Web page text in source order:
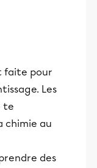
faite pour
Les
te
au
des